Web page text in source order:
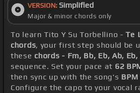
VERSION: Simplified
Major & minor chords only
To learn Tito Y Su Torbellino -Te
chords, your first step should be
these chords - Fm, Bb, Eb, Ab,
sequence. Set your pace at 62
then sync up with the song's
Configure the capo to your vocal